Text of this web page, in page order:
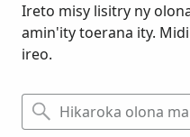
Ireto misy lisitry ny
amin'ity toerana ity.
ireo.